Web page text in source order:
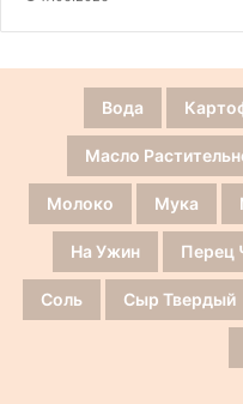
Вода
Масло
Молоко Мука
На Ужин Перец
Соль Сыр Твердый